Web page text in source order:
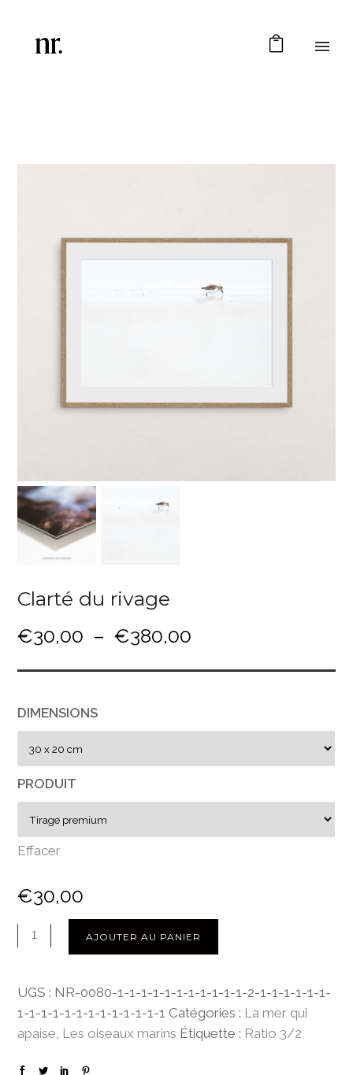
Clarté du rivage
€30,00 – €380,00
a
d
r
x
3
0
,
0
0
à
€
DIMENSIONS
PRODUIT
Effacer
€30,00
AJOUTER AU PANIER
UGS : NR-0080-1-1-1-1-1-1-1-1-1-1-1-2-1-1-1-1-1-1-
1-1-1-1-1-1-1-1-1-1-1-1-1 Catégories : La mer qui
apaise Les oiseaux marins Étiquette : Ratio 3/2